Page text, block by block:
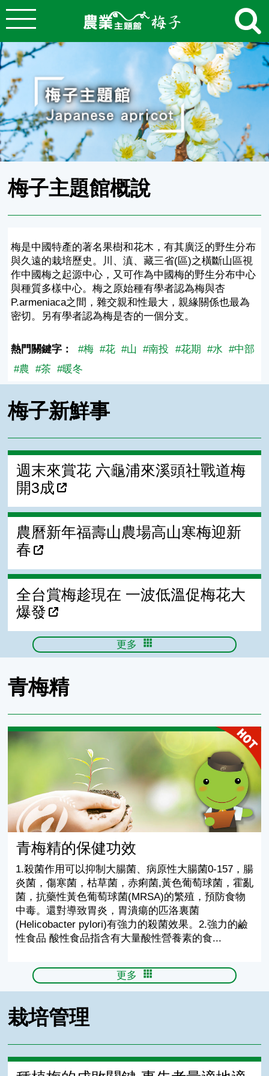
跳到主要內容
農業知識入口網
梅子主題館概說
梅是中國特產的著名果樹和花木，有其廣泛的野生分布
與久遠的栽培歷史。川、滇、藏三省(區)之橫斷山區視
作中國梅之起源中心，又可作為中國梅的野生分布中心
與種質多樣中心。梅之原始種有學者認為梅與杏
P.armeniaca之間，雜交親和性最大，親緣關係也最為
密切。另有學者認為梅是杏的一個分支。
熱門關鍵字： #梅 #花 #山 #南投 #花期 #水 #中部
#農 #茶 #暖冬
梅子新鮮事
週末來賞花 六龜浦來溪頭社戰道梅
開3成
農曆新年福壽山農場高山寒梅迎新
春
全台賞梅趁現在 一波低溫促梅花大
爆發
更多
青梅精
青梅精的保健功效
青梅精的保健功效
1.殺菌作用可以抑制大腸菌、病原性大腸菌0-157，腸
炎菌，傷寒菌，枯草菌，赤痢菌,黃色葡萄球菌，霍亂
菌，抗藥性黃色葡萄球菌(MRSA)的繁殖，預防食物
中毒。還對導致胃炎，胃潰瘍的匹洛裏菌
(Helicobacter pylori)有強力的殺菌效果。2.強力的鹼
性食品 酸性食品指含有大量酸性營養素的食...
更多
栽培管理